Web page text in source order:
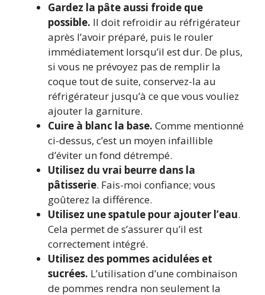
Gardez la pâte aussi froide que
possible. Il doit refroidir au réfrigérateur
après l’avoir préparé, puis le rouler
immédiatement lorsqu’il est dur. De plus,
si vous ne prévoyez pas de remplir la
coque tout de suite, conservez-la au
réfrigérateur jusqu’à ce que vous vouliez
ajouter la garniture.
Cuire à blanc la base. Comme mentionné
ci-dessus, c’est un moyen infaillible
d’éviter un fond détrempé.
Utilisez du vrai beurre dans la
pâtisserie. Fais-moi confiance; vous
goûterez la différence.
Utilisez une spatule pour ajouter l’eau.
Cela permet de s’assurer qu’il est
correctement intégré.
Utilisez des pommes acidulées et
sucrées. L’utilisation d’une combinaison
de pommes rendra non seulement la